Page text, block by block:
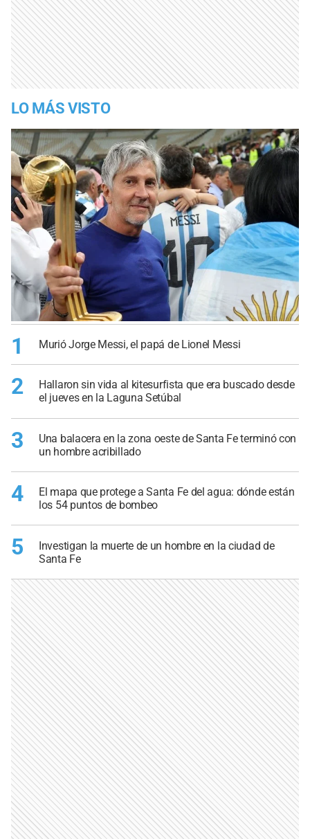
LO MÁS VISTO
1 Murió Jorge Messi, el papá de Lionel Messi
2
Hallaron sin vida al kitesurfista que era buscado desde
el jueves en la Laguna Setúbal
3
Una balacera en la zona oeste de Santa Fe terminó con
un hombre acribillado
4
El mapa que protege a Santa Fe del agua: dónde están
los 54 puntos de bombeo
5
Investigan la muerte de un hombre en la ciudad de
Santa Fe